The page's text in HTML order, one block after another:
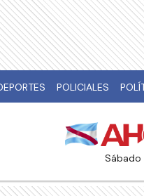
POLICIALES